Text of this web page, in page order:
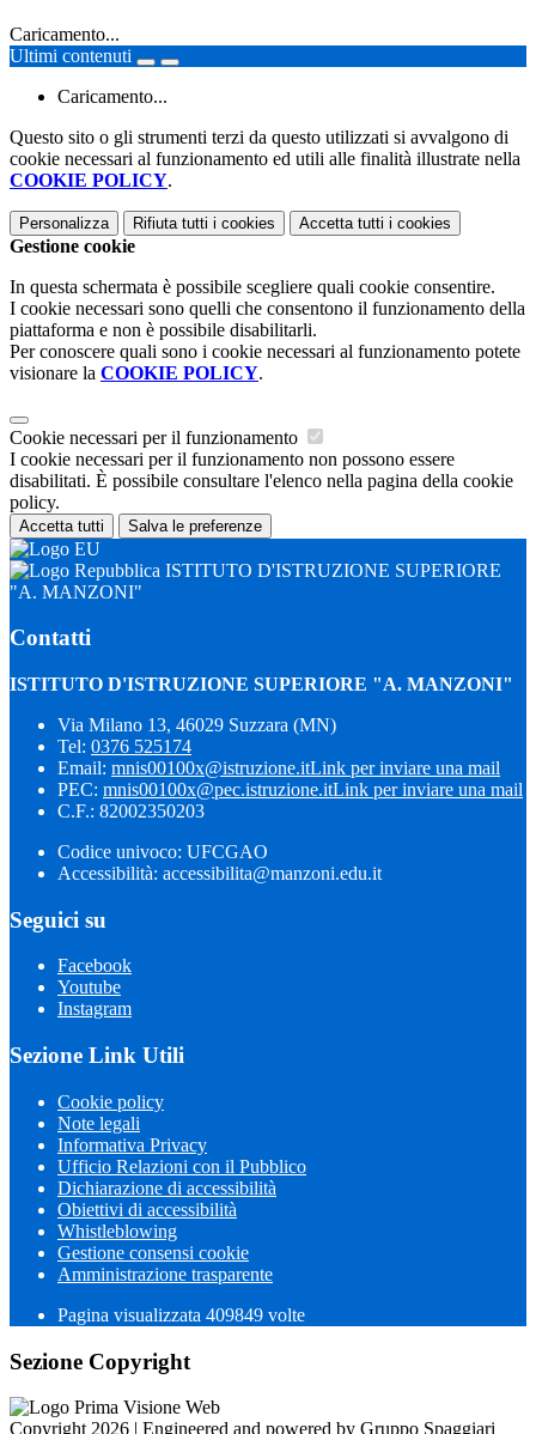
Caricamento...
Ultimi contenuti
Caricamento...
Questo sito o gli strumenti terzi da questo utilizzati si avvalgono di
cookie necessari al funzionamento ed utili alle finalità illustrate nella
COOKIE POLICY.
Personalizza Rifiuta tutti i cookies Accetta tutti i cookies
Gestione cookie
In questa schermata è possibile scegliere quali cookie consentire.
I cookie necessari sono quelli che consentono il funzionamento della
piattaforma e non è possibile disabilitarli.
Per conoscere quali sono i cookie necessari al funzionamento potete
visionare la COOKIE POLICY.
Cookie necessari per il funzionamento
I cookie necessari per il funzionamento non possono essere
disabilitati. È possibile consultare l'elenco nella pagina della cookie
policy.
Accetta tutti Salva le preferenze
ISTITUTO D'ISTRUZIONE SUPERIORE
"A. MANZONI"
Contatti
ISTITUTO D'ISTRUZIONE SUPERIORE "A. MANZONI"
Via Milano 13, 46029 Suzzara (MN)
Tel: 0376 525174
Email: mnis00100x@istruzione.itLink per inviare una mail
PEC: mnis00100x@pec.istruzione.itLink per inviare una mail
C.F.: 82002350203
Codice univoco: UFCGAO
Accessibilità: accessibilita@manzoni.edu.it
Seguici su
Facebook
Youtube
Instagram
Sezione Link Utili
Cookie policy
Note legali
Informativa Privacy
Ufficio Relazioni con il Pubblico
Dichiarazione di accessibilità
Obiettivi di accessibilità
Whistleblowing
Gestione consensi cookie
Amministrazione trasparente
Pagina visualizzata 409849 volte
Sezione Copyright
Copyright 2026 | Engineered and powered by Gruppo Spaggiari